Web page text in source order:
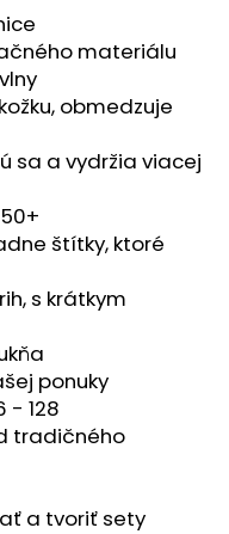
materiálu
obmedzuje
sa a vydržia viacej
štítky, ktoré
s krátkym
ponuky
- 128
tradičného
a tvoriť sety